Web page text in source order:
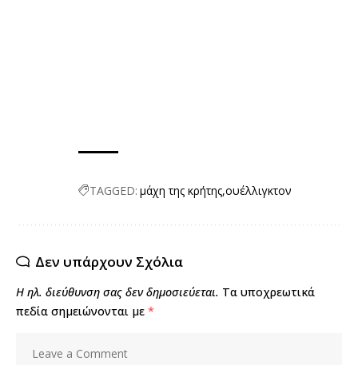
TAGGED: μάχη της κρήτης ουέλλιγκτον
Δεν υπάρχουν Σχόλια
Η ηλ. διεύθυνση σας δεν δημοσιεύεται. Τα υποχρεωτικά
πεδία σημειώνονται με *